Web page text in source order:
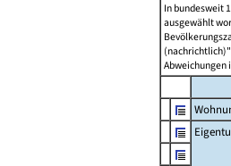
In bundesweit
ausgewählt
Abweichungen